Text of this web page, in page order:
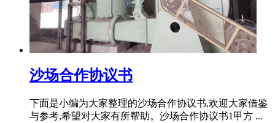
沙场合作协议书
下面是小编为大家整理的沙场合作协议书,欢迎大家借鉴
与参考,希望对大家有所帮助。沙场合作协议书1甲方 ...